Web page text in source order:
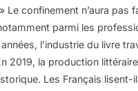
Le confinement n’aura pas
parmi les
l’industrie du livre
2019, la production
Les Français lisent-